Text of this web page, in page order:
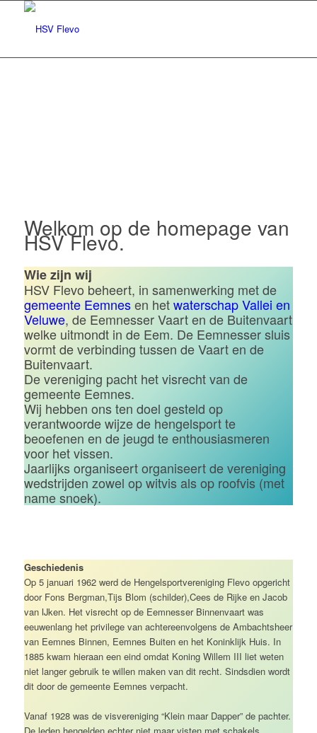
Welkom op de homepage van
HSV Flevo.
Wie zijn wij
HSV Flevo beheert, in samenwerking met de
gemeente Eemnesen hetwaterschap Vallei en
Veluwe, de Eemnesser Vaart en de Buitenvaart
welke uitmondt in de Eem. De Eemnesser sluis
vormt de verbinding tussen de Vaart en de
Buitenvaart.
De vereniging pacht het visrecht van de
gemeente Eemnes.
Wij hebben ons ten doel gesteld op
verantwoorde wijze de hengelsport te
beoefenen en de jeugd te enthousiasmeren
voor het vissen.
Jaarlijks organiseert organiseert de vereniging
wedstrijden zowel op witvis als op roofvis (met
name snoek).
Geschiedenis
Op 5 januari 1962 werd de Hengelsportvereniging Flevo opgericht
door Fons Bergman,Tijs Blom (schilder),Cees de Rijke en Jacob
van IJken. Het visrecht op de Eemnesser Binnenvaart was
eeuwenlang het privilege van achtereenvolgens de Ambachtsheer
van Eemnes Binnen, Eemnes Buiten en het Koninklijk Huis. In
1885 kwam hieraan een eind omdat Koning Willem III liet weten
niet langer gebruik te willen maken van dit recht. Sindsdien wordt
dit door de gemeente Eemnes verpacht.
Vanaf 1928 was de visvereniging “Klein maar Dapper” de pachter.
De leden hengelden echter niet maar visten met schakels